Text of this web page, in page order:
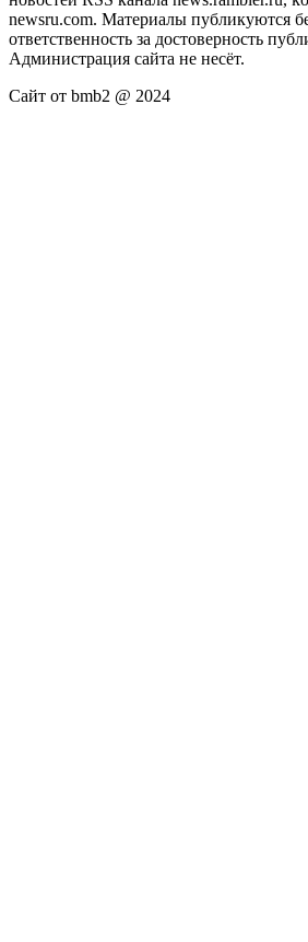
newsru.com. Материалы публикуются
ответственность за достоверность
Администрация сайта не несёт.
Сайт от bmb2 @ 2024